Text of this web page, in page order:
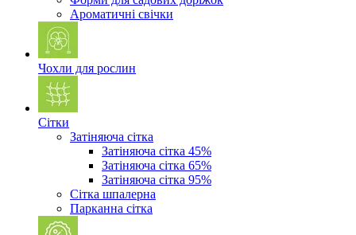
Ароматичні свічки
Чохли для рослин
Сітки
Затіняюча сітка
Затіняюча сітка 45%
Затіняюча сітка 65%
Затіняюча сітка 95%
Сітка шпалерна
Парканна сітка